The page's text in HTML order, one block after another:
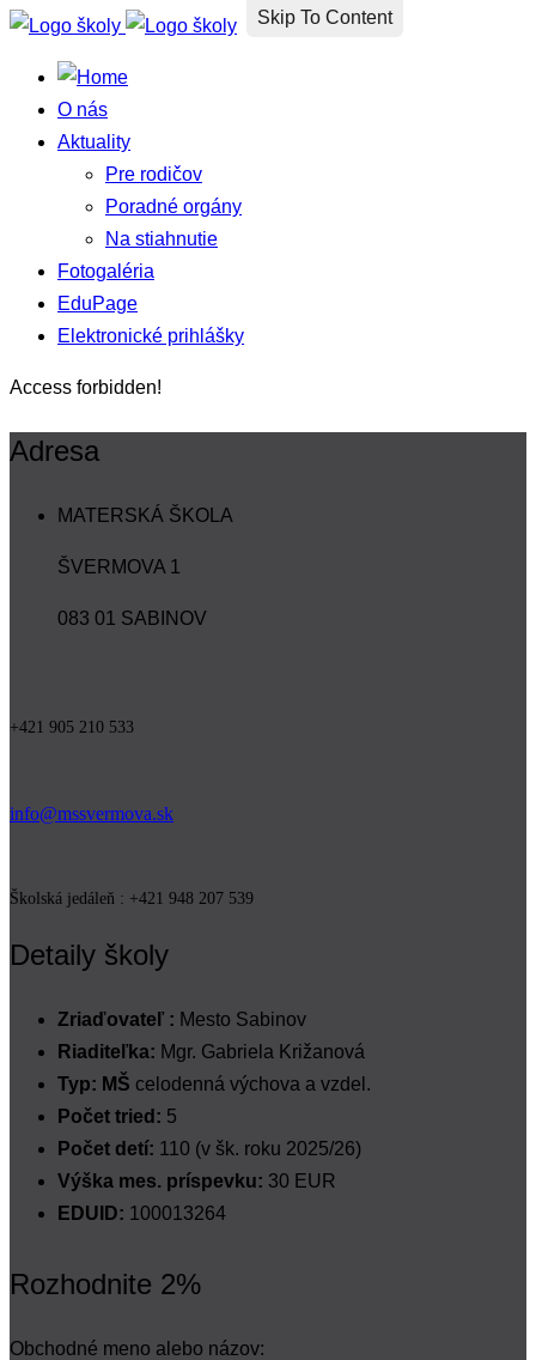
Skip To Content
O nás
Aktuality
Pre rodičov
Poradné orgány
Na stiahnutie
Fotogaléria
EduPage
Elektronické prihlášky
Access forbidden!
Adresa
MATERSKÁ ŠKOLA
ŠVERMOVA 1
083 01 SABINOV
+421 905 210 533
info@mssvermova.sk
Školská jedáleň : +421 948 207 539
Detaily školy
Zriaďovateľ : Mesto Sabinov
Riaditeľka: Mgr. Gabriela Križanová
Typ: MŠ celodenná výchova a vzdel.
Počet tried: 5
Počet detí: 110 (v šk. roku 2025/26)
Výška mes. príspevku: 30 EUR
EDUID: 100013264
Rozhodnite 2%
Obchodné meno alebo názov: